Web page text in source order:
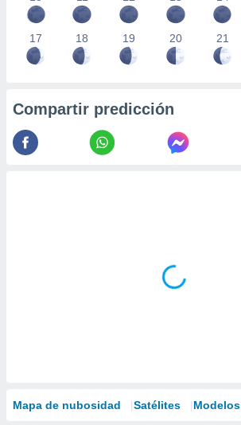
17 18 19 20 21
Compartir predicción
Mapa de nubosidad Satélites Modelos